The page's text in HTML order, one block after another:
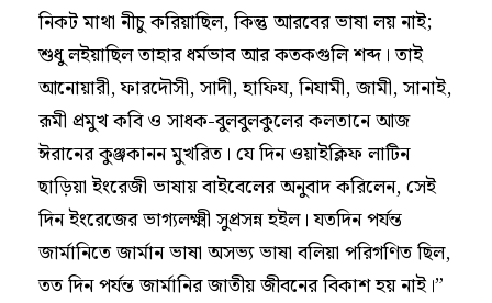
নিকট মাথা নীচু করিয়াছিল, কিন্তু আরবের ভাষা লয় নাই;
শুধু লইয়াছিল তাহার ধর্মভাব আর কতকগুলি শব্দ। তাই
আনোয়ারী, ফারদৌসী, সাদী, হাফিয, নিযামী, জামী, সানাই,
রূমী প্রমুখ কবি ও সাধক-বুলবুলকুলের কলতানে আজ
ঈরানের কুঞ্জকানন মুখরিত। যে দিন ওয়াইক্লিফ লাটিন
ছাড়িয়া ইংরেজী ভাষায় বাইবেলের অনুবাদ করিলেন, সেই
দিন ইংরেজের ভাগ্যলক্ষ্মী সুপ্রসন্ন হইল। যতদিন পর্যন্ত
জার্মানিতে জার্মান ভাষা অসভ্য ভাষা বলিয়া পরিগণিত ছিল,
তত দিন পর্যন্ত জার্মানির জাতীয় জীবনের বিকাশ হয় নাই।”